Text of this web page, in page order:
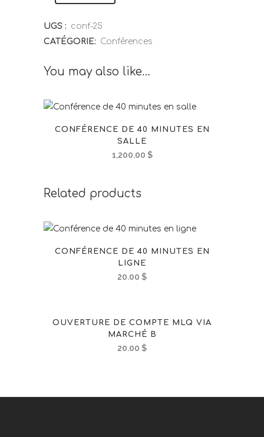
UGS : conf-25
CATÉGORIE: Conférences
You may also like…
CONFÉRENCE DE 40 MINUTES EN
SALLE
1,200.00 $
Related products
CONFÉRENCE DE 40 MINUTES EN
LIGNE
20.00 $
OUVERTURE DE COMPTE MLQ VIA
MARCHÉ B
20.00 $